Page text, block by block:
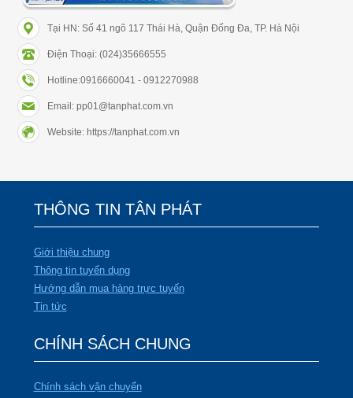
Tại HN: Số 41 ngõ 117 Thái Hà, Quận Đống Đa, TP. Hà Nội
Điện Thoại: (024)35666555
Hotline:0916660041 - 0912270988
Email: pp01@tanphat.com.vn
Website: https://tanphat.com.vn
THÔNG TIN TÂN PHÁT
Giới thiệu chung
Thông tin tuyển dụng
Hướng dẫn mua hàng trực tuyến
Tin tức
CHÍNH SÁCH CHUNG
Chính sách vận chuyển